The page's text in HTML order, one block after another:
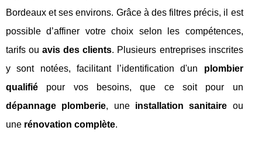
Bordeaux et ses environs. Grâce à des filtres précis, il est
possible d’affiner votre choix selon les compétences,
tarifs ouavis des clients. Plusieurs entreprises inscrites
y sont notées, facilitant l’identification d'un plombier
qualifié pour vos besoins, que ce soit pour un
dépannage plomberie, une installation sanitaire ou
une rénovation complète.